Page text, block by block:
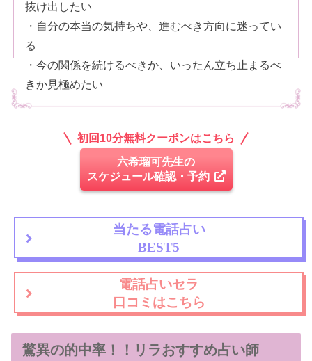
抜け出したい
・自分の本当の気持ちや、進むべき方向に迷ってい
る
・今の関係を続けるべきか、いったん立ち止まるべ
きか見極めたい
初回10分無料クーポンはこちら
六希瑠可先生の
スケジュール確認・予約
当たる電話占い
BEST5
電話占いセラ
口コミはこちら
驚異の的中率！！リラおすすめ占い師